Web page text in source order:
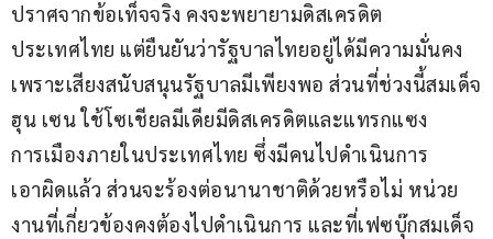
ปราศจากข้อเท็จจริง คงจะพยายามดิสเครดิต
ประเทศไทย แต่ยืนยันว่ารัฐบาลไทยอยู่ได้มีความมั่นคง
เพราะเสียงสนับสนุนรัฐบาลมีเพียงพอ ส่วนที่ช่วงนี้สมเด็จ
ฮุน เซน ใช้โซเชียลมีเดียมีดิสเครดิตและแทรกแซง
การเมืองภายในประเทศไทย ซึ่งมีคนไปดำเนินการ
เอาผิดแล้ว ส่วนจะร้องต่อนานาชาติด้วยหรือไม่ หน่วย
งานที่เกี่ยวข้องคงต้องไปดำเนินการ และที่เฟซบุ๊กสมเด็จ